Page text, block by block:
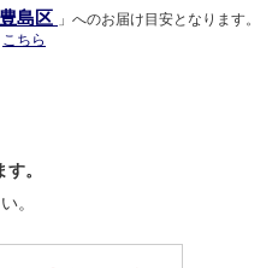
島区 」へのお届け目安となります。
こちら
。
。